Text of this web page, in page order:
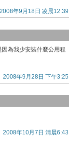
2008年9月18日 凌晨12:39
為我少安裝什麼公用程
2008年9月28日 下午3:25
2008年10月7日 清晨6:43